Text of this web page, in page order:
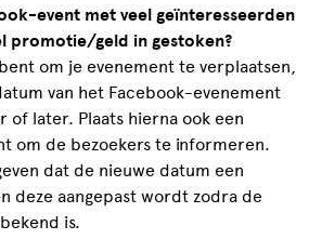
event met veel geïnteresseerden
promotie/geld in gestoken?
om je evenement te verplaatsen,
van het Facebook-evenement
of later. Plaats hierna ook een
om de bezoekers te informeren.
dat de nieuwe datum een
deze aangepast wordt zodra de
is.